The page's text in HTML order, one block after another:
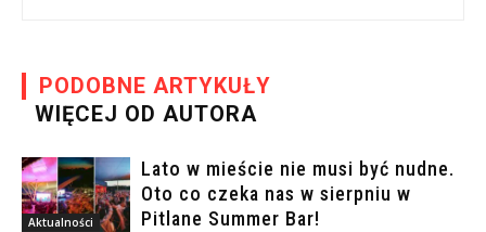
PODOBNE ARTYKUŁY
WIĘCEJ OD AUTORA
Aktualności
Lato w mieście nie musi być nudne.
Oto co czeka nas w sierpniu w
Pitlane Summer Bar!